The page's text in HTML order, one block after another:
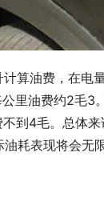
算油费，在
里油费约2毛
到4毛。总体
耗表现将会无